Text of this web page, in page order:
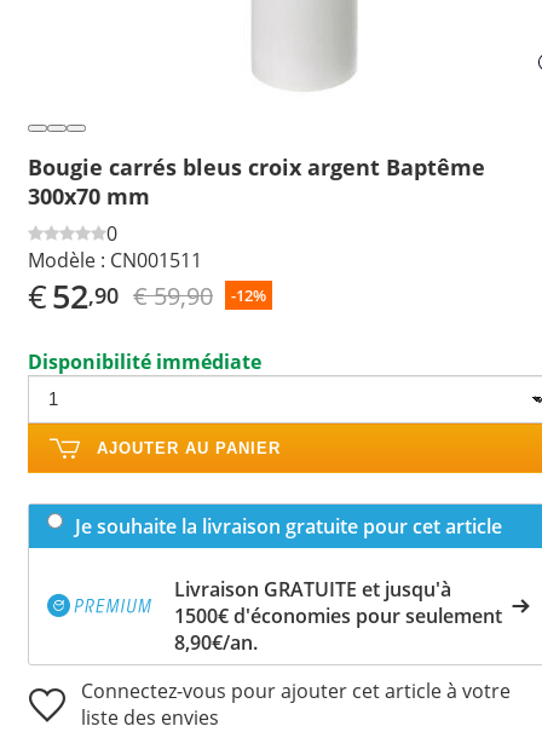
Bougie carrés bleus croix argent Baptême
300x70 mm
0
Modèle : CN001511
€52,90 € 59,90 -12%
Disponibilité immédiate
AJOUTER AU PANIER
Je souhaite la livraison gratuite pour cet article
Livraison GRATUITE et jusqu'à
1500€ d'économies pour seulement
8,90€/an.
Connectez-vous pour ajouter cet article à votre
liste des envies